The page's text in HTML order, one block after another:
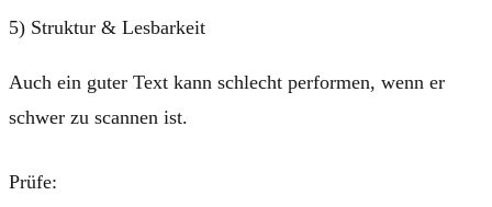
5) Struktur & Lesbarkeit
Auch ein guter Text kann schlecht performen, wenn er
schwer zu scannen ist.
Prüfe: